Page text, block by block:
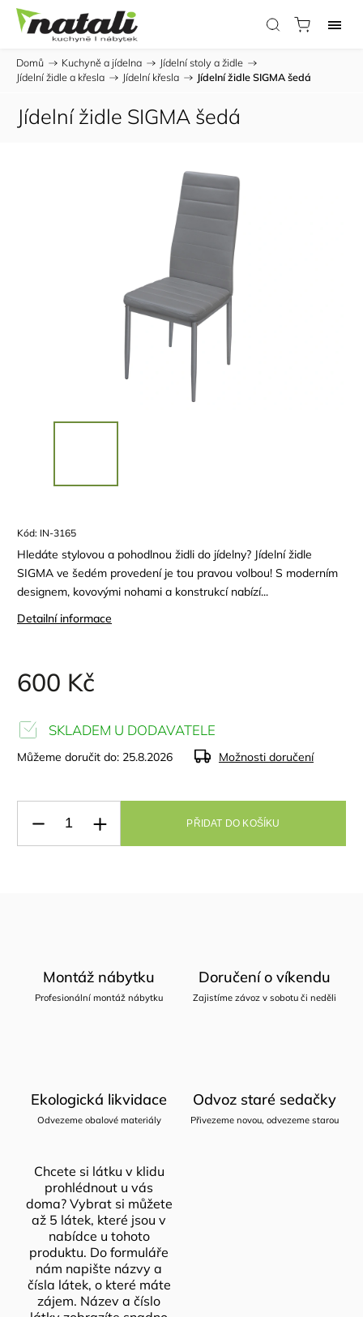
Domů / Kuchyně a jídelna / Jídelní stoly a židle /
Jídelní židle a křesla / Jídelní křesla / Jídelní židle SIGMA šedá
Jídelní židle SIGMA šedá
Kód: IN-3165
Hledáte stylovou a pohodlnou židli do jídelny? Jídelní židle
SIGMA ve šedém provedení je tou pravou volbou! S moderním
designem, kovovými nohami a konstrukcí nabízí...
Detailní informace
600 Kč
SKLADEM U DODAVATELE
Můžeme doručit do: 25.8.2026 Možnosti doručení
PŘIDAT DO KOŠÍKU
Montáž nábytku
Profesionální montáž nábytku
Doručení o víkendu
Zajistíme závoz v sobotu či neděli
Ekologická likvidace
Odvezeme obalové materiály
Odvoz staré sedačky
Přivezeme novou, odvezeme starou
Chcete si látku v klidu
prohlédnout u vás
doma? Vybrat si můžete
až 5 látek, které jsou v
nabídce u tohoto
produktu. Do formuláře
nám napište názvy a
čísla látek, o které máte
zájem. Název a číslo